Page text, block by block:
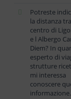
Potreste
la distanza
centro di
e l Albergo
Diem? In
esperto di
strutture
mi interessa
conoscere
informazione.